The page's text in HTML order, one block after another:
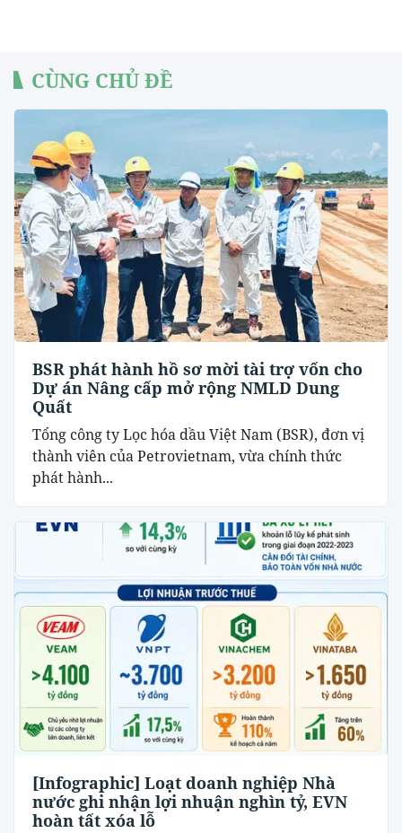
CÙNG CHỦ ĐỀ
BSR phát hành hồ sơ mời tài trợ vốn cho
Dự án Nâng cấp mở rộng NMLD Dung
Quất
Tổng công ty Lọc hóa dầu Việt Nam (BSR), đơn vị
thành viên của Petrovietnam, vừa chính thức
phát hành...
[Infographic] Loạt doanh nghiệp Nhà
nước ghi nhận lợi nhuận nghìn tỷ, EVN
hoàn tất xóa lỗ